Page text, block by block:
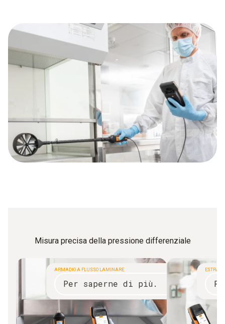
Misura precisa della pressione differenziale
ARMADIO A FLUSSO LAMINARE
Per saperne di più.